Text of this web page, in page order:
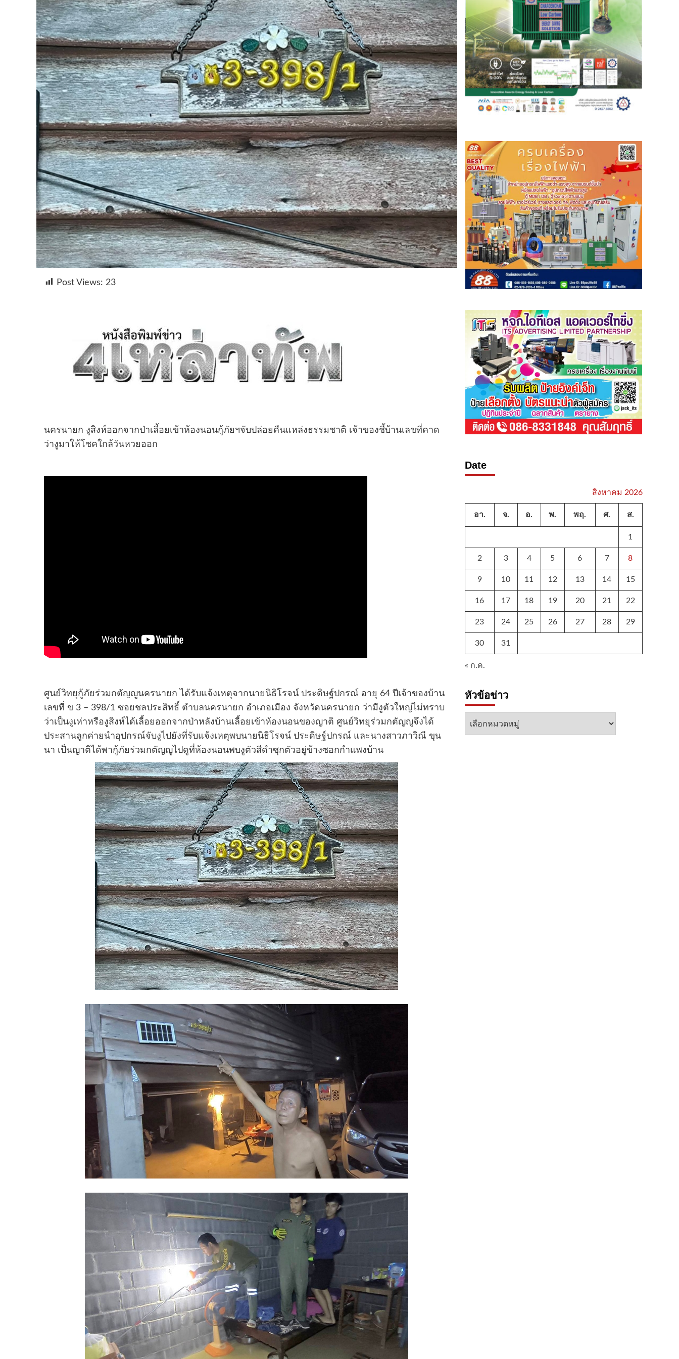
Post Views: 23
นครนายก งูสิงห์ออกจากป่าเลี้อยเข้าห้องนอนกู้ภัยฯจับปล่อยคืนแหล่งธรรมชาติ เจ้าของชี้บ้านเลขที่คาด
ว่างูมาให้โชคใกล้วันหวยออก
ศูนย์วิทยุกู้ภัยร่วมกตัญญูนครนายก ได้รับแจ้งเหตุจากนายนิธิโรจน์ ประดิษฐ์ปกรณ์ อายุ 64 ปีเจ้าของบ้าน
เลขที่ ข 3 – 398/1 ซอยชลประสิทธิ์ ตำบลนครนายก อำเภอเมือง จังหวัดนครนายก ว่ามีงูตัวใหญ่ไม่ทราบ
ว่าเป็นงูเห่าหรืองูสิงห์ได้เลี้อยออกจากป่าหลังบ้านเลี้อยเข้าห้องนอนของญาติ ศูนย์วิทยุร่วมกตัญญูจึงได้
ประสานลูกค่ายนำอุปกรณ์จับงูไปยังที่รับแจ้งเหตุพบนายนิธิโรจน์ ประดิษฐ์ปกรณ์ และนางสาวภาวิณี ขุน
นา เป็นญาติได้พากู้ภัยร่วมกตัญญูไปดูที่ห้องนอนพบงูตัวสีดำซุกตัวอยู่ข้างซอกกำแพงบ้าน
Date
สิงหาคม 2026
อา. จ. อ. พ. พฤ. ศ. ส.
1
2 3 4 5 6 7 8
9 10 11 12 13 14 15
16 17 18 19 20 21 22
23 24 25 26 27 28 29
30 31
« ก.ค.
หัวข้อข่าว
หัวข้อ